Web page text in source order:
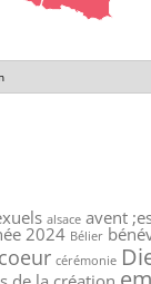
alsace avent
2024 Bélier
cérémonie